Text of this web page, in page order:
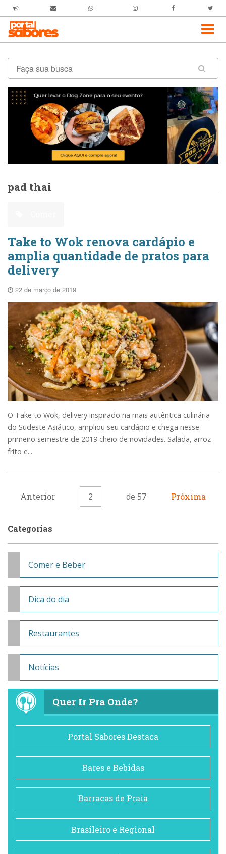
pad thai
Take to Wok renova cardápio e
amplia quantidade de pratos para
delivery
22 de março de 2019
O Take to Wok, delivery inspirado na mais autêntica culinária
do Sudeste Asiático, ampliou seu cardápio e chega nesse
primeiro semestre de 2019 cheio de novidades. Salada, arroz
frito e...
Anterior 2 de 57 Próxima
Categorias
Comer e Beber
Dica do dia
Restaurantes
Notícias
Quer Ir Pra Onde?
Portal Sabores Destaca
Bares e Bebidas
Barracas de Praia
Brasileiro e Regional